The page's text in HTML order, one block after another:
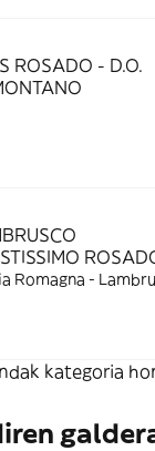
ROSADO - D.O.
Romagna -
kategoria